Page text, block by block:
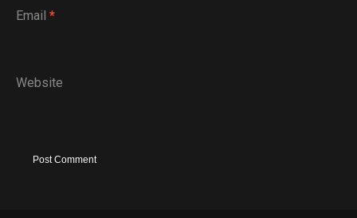
Email *
Website